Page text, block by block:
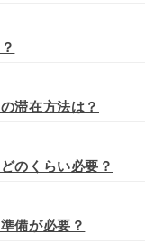
滞在方法は？
のくらい必要？
備が必要？